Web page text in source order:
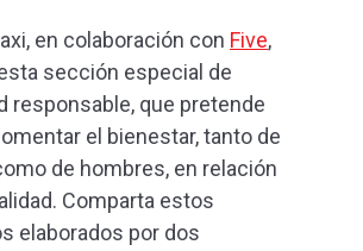
en colaboración con Five,
sección especial de
responsable, que pretende
el bienestar, tanto de
de hombres, en relación
Comparta estos
elaborados por dos